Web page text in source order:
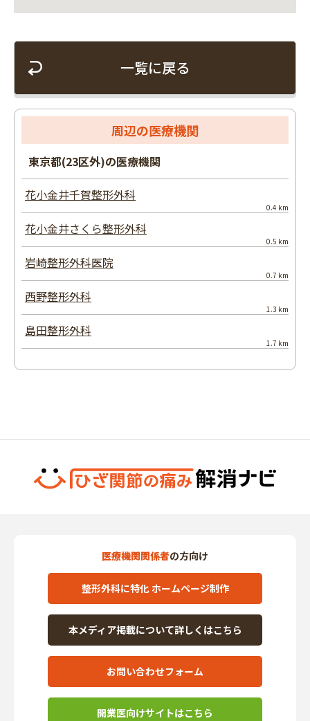
一覧に戻る
周辺の医療機関
東京都(23区外)の医療機関
花小金井千賀整形外科
0.4 km
花小金井さくら整形外科
0.5 km
岩崎整形外科医院
0.7 km
西野整形外科
1.3 km
島田整形外科
1.7 km
医療機関関係者の方向け
整形外科に特化 ホームページ制作
本メディア掲載について詳しくはこちら
お問い合わせフォーム
開業医向けサイトはこちら